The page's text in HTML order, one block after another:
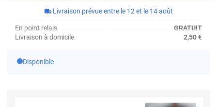
Livraison prévue entre le 12 et le 14 août
En point relais
GRATUIT
Livraison à domicile
2,50€
Disponible